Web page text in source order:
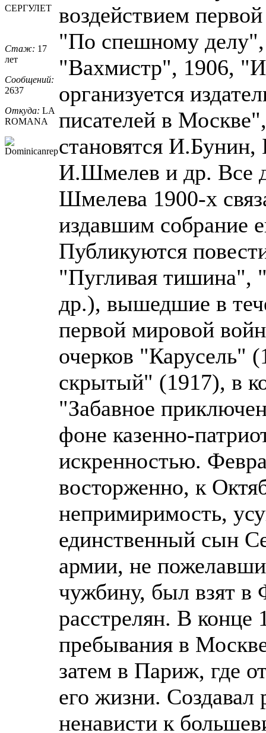
СЕРГУЛЕТ
Стаж: 17
лет
Сообщений:
2637
Откуда: LA
ROMANA
воздействием
"По спешному делу",
"Вахмистр", 1906,
организуется
писателей в
становятся
И.Шмелев и др. Все
Шмелева 1900-х
издавшим собрание
Публикуются
"Пугливая тишина",
др.), вышедшие в
первой мировой
очерков "Карусель"
скрытый" (1917), в
"Забавное
фоне казенно-
искренностью.
восторженно, к
непримиримость,
единственный сын
армии, не
чужбину, был взят в
расстрелян. В конце
пребывания в
затем в Париж, где
его жизни.
ненависти к